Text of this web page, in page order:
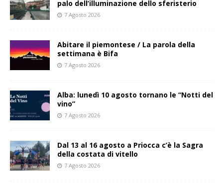
palo dell’illuminazione dello sferisterio
7 Agosto 2026
Abitare il piemontese / La parola della
settimana è Bifa
7 Agosto 2026
Alba: lunedì 10 agosto tornano le “Notti del
vino”
7 Agosto 2026
Dal 13 al 16 agosto a Priocca c’è la Sagra
della costata di vitello
7 Agosto 2026